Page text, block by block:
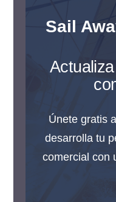
Sail
Únete gratis
desarrolla tu
comercial con